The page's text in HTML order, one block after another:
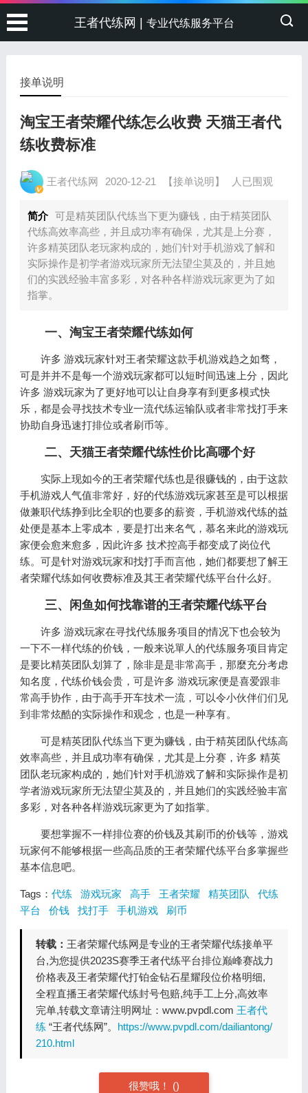
王者代练网 | 专业代练服务平台
接单说明
淘宝王者荣耀代练怎么收费 天猫王者代
练收费标准
王者代练网 2020-12-21 【接单说明】 人已围观
简介 可是精英团队代练当下更为赚钱，由于精英团队
代练高效率高些，并且成功率有确保，尤其是上分赛，
许多精英团队老玩家构成的，她们针对手机游戏了解和
实际操作是初学者游戏玩家所无法望尘莫及的，并且她
们的实践经验丰富多彩，对各种各样游戏玩家更为了如
指掌。
一、淘宝王者荣耀代练如何
许多 游戏玩家针对王者荣耀这款手机游戏趋之如骛，
可是并并不是每一个游戏玩家都可以短时间迅速上分，因此
许多 游戏玩家为了更好地可以让自身享有到更多模式快
乐，都是会寻找技术专业一流代练运输队或者非常找打手来
协助自身迅速打排位或者刷币等。
二、天猫王者荣耀代练性价比高哪个好
实际上现如今的王者荣耀代练也是很赚钱的，由于这款
手机游戏人气值非常好，好的代练游戏玩家甚至是可以根据
做兼职代练挣到比全职的也要多的薪资，手机游戏代练的益
处便是基本上零成本，要是打出来名气，慕名来此的游戏玩
家便会愈来愈多，因此许多 技术控高手都变成了岗位代
练。可是针对游戏玩家和找打手而言他，她们都要想了解王
者荣耀代练如何收费标准及其王者荣耀代练平台什么好。
三、闲鱼如何找靠谱的王者荣耀代练平台
许多 游戏玩家在寻找代练服务项目的情况下也会较为
一下不一样代练的价钱，一般来说單人的代练服务项目肯定
是要比精英团队划算了，除非是是非常高手，那麼充分考虑
知名度，代练价钱会贵，可是许多 游戏玩家便是喜爱跟非
常高手协作，由于高手开车技术一流，可以令小伙伴们们见
到非常炫酷的实际操作和观念，也是一种享有。
可是精英团队代练当下更为赚钱，由于精英团队代练高
效率高些，并且成功率有确保，尤其是上分赛，许多 精英
团队老玩家构成的，她们针对手机游戏了解和实际操作是初
学者游戏玩家所无法望尘莫及的，并且她们的实践经验丰富
多彩，对各种各样游戏玩家更为了如指掌。
要想掌握不一样排位赛的价钱及其刷币的价钱等，游戏
玩家何不能够根据一些高品质的王者荣耀代练平台多掌握些
基本信息吧。
Tags： 代练 游戏玩家 高手 王者荣耀 精英团队
代练
平台
价钱 找打手 手机游戏 刷币
转载： 王者荣耀代练网是专业的王者荣耀代练接单平
台,为您提供2023S赛季王者代练平台排位巅峰赛战力
价格表及王者荣耀代打铂金钻石星耀段位价格明细,
全程直播王者荣耀代练封号包赔,纯手工上分,高效率
完单,转载文章请注明网址：www.pvpdl.com 王者代
练 “王者代练网”。 https://www.pvpdl.com/dailiantong/
210.html
很赞哦！ ()